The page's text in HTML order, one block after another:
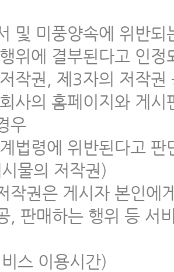
및 미풍양속에 위반
위에 결부된다고 인
작권, 제3자의 저작
사의 홈페이지와 게
우
법령에 위반된다고
물의 저작권)
작권은 게시자 본인에
, 판매하는 행위 등 서
스 이용시간)